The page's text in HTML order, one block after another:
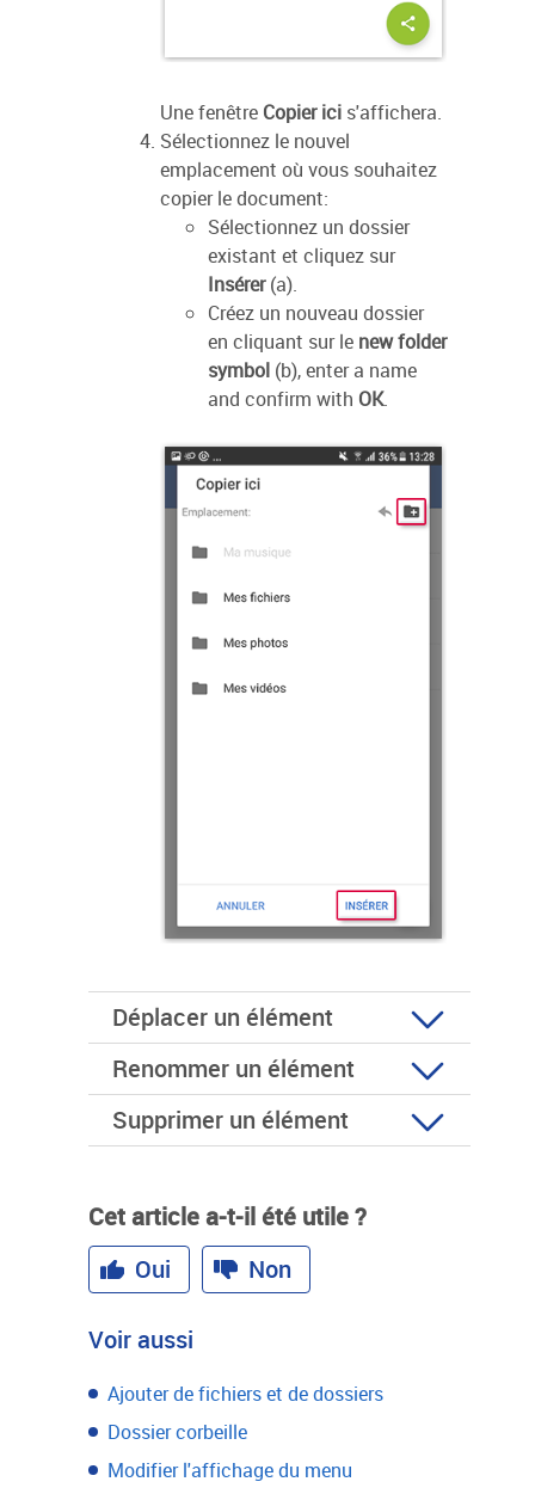
Une fenêtre Copier ici s'affichera.
Sélectionnez le nouvel
emplacement où vous souhaitez
copier le document:
Sélectionnez un dossier
existant et cliquez sur
Insérer(a).
Créez un nouveau dossier
en cliquant sur le new folder
symbol (b), enter a name
and confirm with OK.
Déplacer un élément
Renommer un élément
Supprimer un élément
Cet article a-t-il été utile ?
Oui
Non
Voir aussi
Ajouter de fichiers et de dossiers
Dossier corbeille
Modifier l'affichage du menu